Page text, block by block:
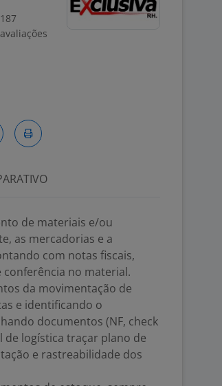
187
avaliações
de materiais e/ou
as mercadorias e a
com notas fiscais,
no material.
da movimentação de
e identificando o
documentos (NF, check
de logística traçar plano de
e rastreabilidade dos